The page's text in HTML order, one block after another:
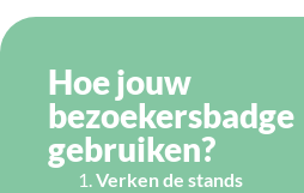
Hoe jouw
bezoekersbadge
gebruiken?
Verken de stands